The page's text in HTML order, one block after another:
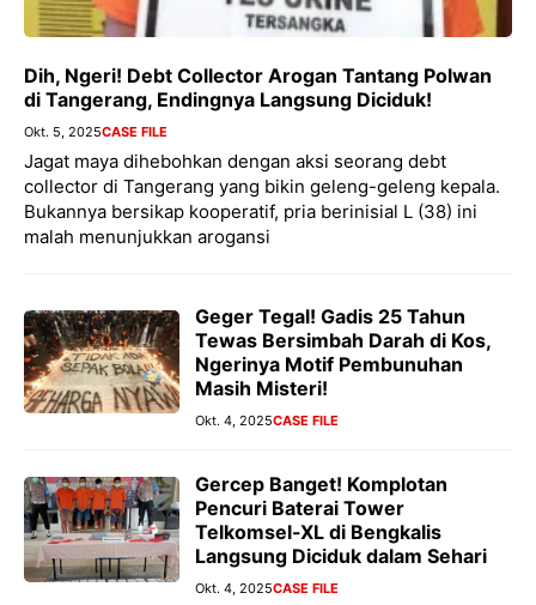
Dih, Ngeri! Debt Collector Arogan Tantang Polwan
di Tangerang, Endingnya Langsung Diciduk!
Okt. 5, 2025CASE FILE
Jagat maya dihebohkan dengan aksi seorang debt
collector di Tangerang yang bikin geleng-geleng kepala.
Bukannya bersikap kooperatif, pria berinisial L (38) ini
malah menunjukkan arogansi
Geger Tegal! Gadis 25 Tahun
Tewas Bersimbah Darah di Kos,
Ngerinya Motif Pembunuhan
Masih Misteri!
Okt. 4, 2025CASE FILE
Gercep Banget! Komplotan
Pencuri Baterai Tower
Telkomsel-XL di Bengkalis
Langsung Diciduk dalam Sehari
Okt. 4, 2025CASE FILE